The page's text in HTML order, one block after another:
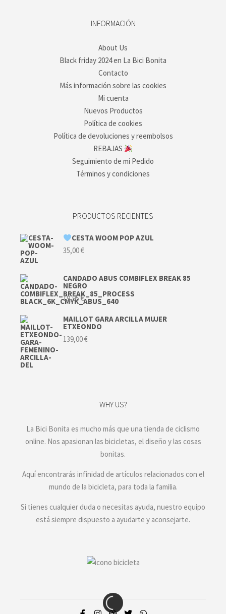
INFORMACIÓN
About Us
Black friday 2024 en La Bici Bonita
Contacto
Más información sobre las cookies
Mi cuenta
Nuevos Productos
Política de cookies
Política de devoluciones y reembolsos
REBAJAS
Seguimiento de mi Pedido
Términos y condiciones
PRODUCTOS RECIENTES
CESTA WOOM POP AZUL
35,00€
CANDADO ABUS COMBIFLEX BREAK 85
NEGRO
19,95€
MAILLOT GARA ARCILLA MUJER
ETXEONDO
139,00€
WHY US?
La Bici Bonita es mucho más que una tienda de ciclismo
online. Nos apasionan las bicicletas, el diseño y las cosas
bonitas.
Aquí encontrarás infinidad de artículos relacionados con el
mundo de la bicicleta, para toda la familia.
Si tienes cualquier duda o necesitas ayuda, nuestro equipo
está siempre dispuesto a ayudarte y aconsejarte.